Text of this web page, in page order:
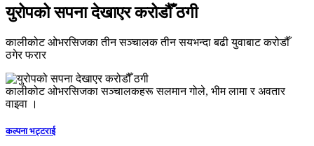
युरोपको सपना देखाएर करोडौँ ठगी
कालीकोट ओभरसिजका तीन सञ्‍चालक तीन सयभन्दा बढी युवाबाट करोडौँ
ठगेर फरार
कालीकोट ओभरसिजका सञ्‍चालकहरू सलमान गोले, भीम लामा र अवतार
वाइवा ।
कल्पना भट्टराई